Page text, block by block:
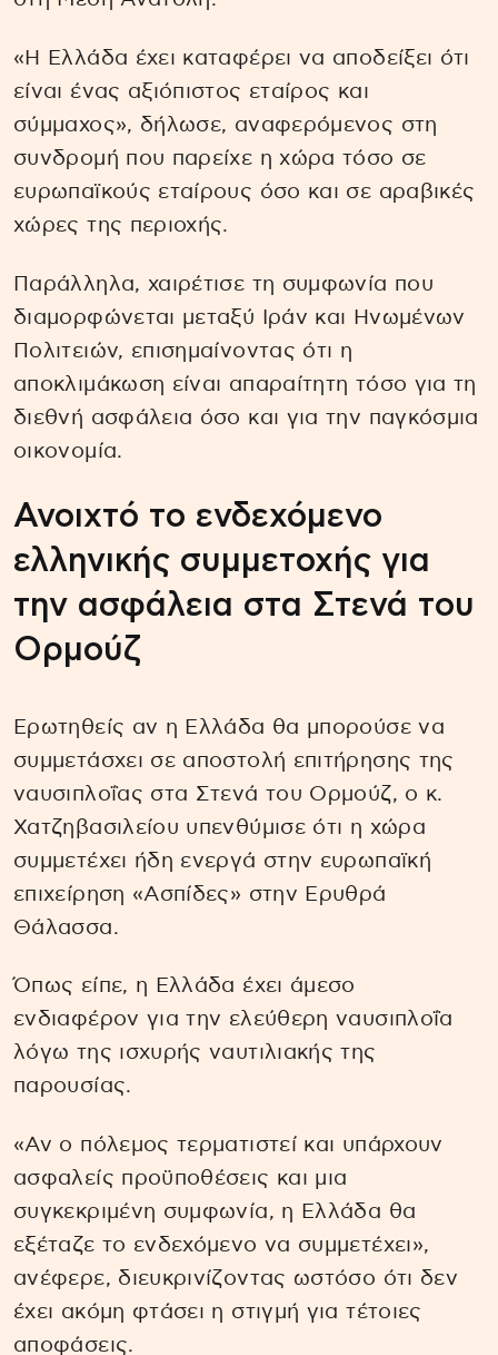
«Η Ελλάδα έχει καταφέρει να αποδείξει ότι
είναι ένας αξιόπιστος εταίρος και
σύμμαχος», δήλωσε, αναφερόμενος στη
συνδρομή που παρείχε η χώρα τόσο σε
ευρωπαϊκούς εταίρους όσο και σε αραβικές
χώρες της περιοχής.
Παράλληλα, χαιρέτισε τη συμφωνία που
διαμορφώνεται μεταξύ Ιράν και Ηνωμένων
Πολιτειών, επισημαίνοντας ότι η
αποκλιμάκωση είναι απαραίτητη τόσο για τη
διεθνή ασφάλεια όσο και για την παγκόσμια
οικονομία.
Ανοιχτό το ενδεχόμενο
ελληνικής συμμετοχής για
την ασφάλεια στα Στενά του
Ορμούζ
Ερωτηθείς αν η Ελλάδα θα μπορούσε να
συμμετάσχει σε αποστολή επιτήρησης της
ναυσιπλοΐας στα Στενά του Ορμούζ, ο κ.
Χατζηβασιλείου υπενθύμισε ότι η χώρα
συμμετέχει ήδη ενεργά στην ευρωπαϊκή
επιχείρηση «Ασπίδες» στην Ερυθρά
Θάλασσα.
Όπως είπε, η Ελλάδα έχει άμεσο
ενδιαφέρον για την ελεύθερη ναυσιπλοΐα
λόγω της ισχυρής ναυτιλιακής της
παρουσίας.
«Αν ο πόλεμος τερματιστεί και υπάρχουν
ασφαλείς προϋποθέσεις και μια
συγκεκριμένη συμφωνία, η Ελλάδα θα
εξέταζε το ενδεχόμενο να συμμετέχει»,
ανέφερε, διευκρινίζοντας ωστόσο ότι δεν
έχει ακόμη φτάσει η στιγμή για τέτοιες
αποφάσεις.